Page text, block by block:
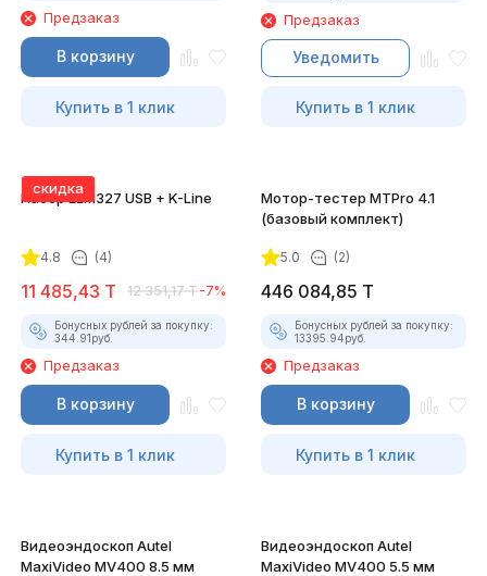
Предзаказ
В корзину
Купить в 1 клик
Предзаказ
Уведомить
Купить в 1 клик
скидка
Набор ELM327 USB + K-Line
4.8 (4)
11 485,43 T 12 351,17 T-7%
Бонусных рублей за покупку:
344.91руб.
Предзаказ
В корзину
Купить в 1 клик
Мотор-тестер MTPro 4.1
(базовый комплект)
5.0 (2)
446 084,85 T
Бонусных рублей за покупку:
13395.94руб.
Предзаказ
В корзину
Купить в 1 клик
Видеоэндоскоп Autel
MaxiVideo MV400 8.5 мм
Видеоэндоскоп Autel
MaxiVideo MV400 5.5 мм